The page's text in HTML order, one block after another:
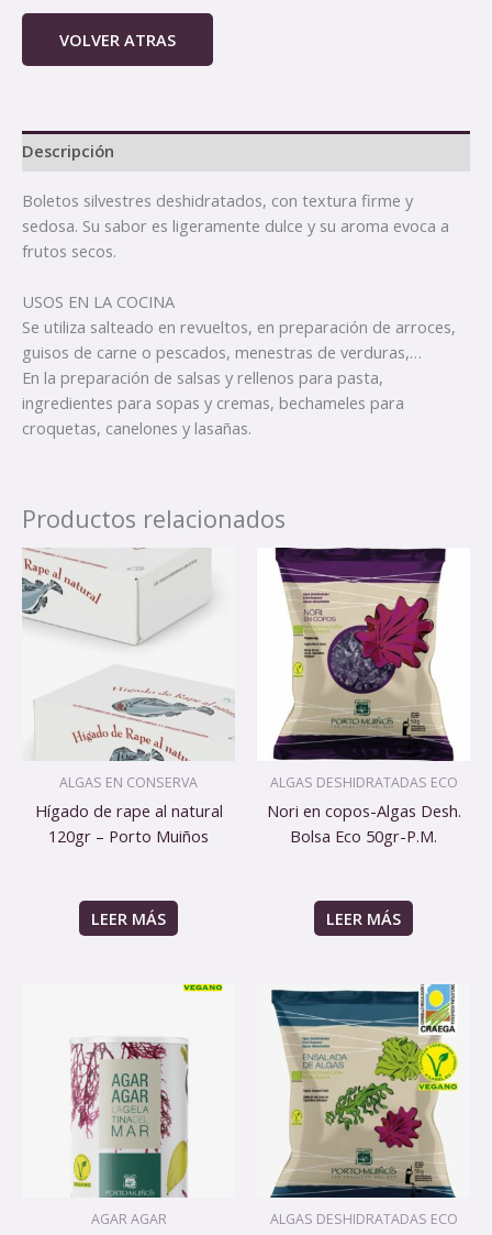
VOLVER ATRAS
Descripción
Boletos silvestres deshidratados, con textura firme y
sedosa. Su sabor es ligeramente dulce y su aroma evoca a
frutos secos.
USOS EN LA COCINA
Se utiliza salteado en revueltos, en preparación de arroces,
guisos de carne o pescados, menestras de verduras,…
En la preparación de salsas y rellenos para pasta,
ingredientes para sopas y cremas, bechameles para
croquetas, canelones y lasañas.
Productos relacionados
ALGAS EN CONSERVA
Hígado de rape al natural
120gr – Porto Muiños
LEER MÁS
ALGAS DESHIDRATADAS ECO
Nori en copos-Algas Desh.
Bolsa Eco 50gr-P.M.
LEER MÁS
AGAR AGAR ALGAS DESHIDRATADAS ECO